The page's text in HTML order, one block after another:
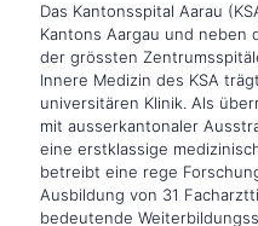
Das Kantonsspital Aarau
Kantons Aargau und neben
der grössten
Innere Medizin des KSA
universitären Klinik. Als
mit ausserkantonaler
eine erstklassige
betreibt eine rege
Ausbildung von 31
bedeutende